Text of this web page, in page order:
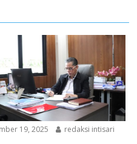
19, 2025
redaksi intisari